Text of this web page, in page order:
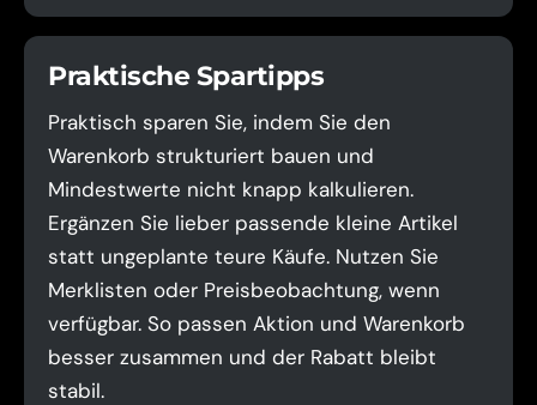
Praktische Spartipps
Praktisch sparen Sie, indem Sie den
Warenkorb strukturiert bauen und
Mindestwerte nicht knapp kalkulieren.
Ergänzen Sie lieber passende kleine Artikel
statt ungeplante teure Käufe. Nutzen Sie
Merklisten oder Preisbeobachtung, wenn
verfügbar. So passen Aktion und Warenkorb
besser zusammen und der Rabatt bleibt
stabil.